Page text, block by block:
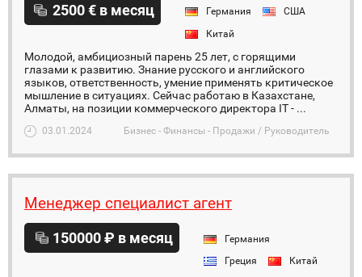
2500 € в месяц Германия
США
Китай
Молодой, амбициозный парень 25 лет, с горящими
глазами к развитию. Знание русского и английского
языков, ответственность, умение применять критическое
мышление в ситуациях. Сейчас работаю в Казахстане,
Алматы, на позиции коммерческого директора IT - ...
03.01.2024 Бизнес - Финансы - Продажи / Руководитель
Менеджер специалист агент
150000 ₽ в месяц
Германия
Греция
Китай